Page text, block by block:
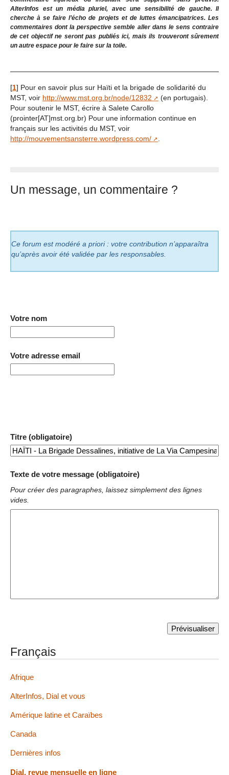
AlterInfos est un média pluriel, avec une sensibilité de gauche. Il
cherche à se faire l’écho de projets et de luttes émancipatrices. Les
commentaires dont la perspective semble aller dans le sens contraire
de cet objectif ne seront pas publiés ici, mais ils trouveront sûrement
un autre espace pour le faire sur la toile.
[1] Pour en savoir plus sur Haïti et la brigade de solidarité du
MST, voir http://www.mst.org.br/node/12832
(en portugais).
Pour soutenir le MST, écrire à Salete Carollo
(prointer[AT]mst.org.br) Pour une information continue en
français sur les activités du MST, voir
http://mouvementsansterre.wordpress.com/
Un message, un commentaire ?
Ce forum est modéré a priori : votre contribution n’apparaîtra
qu’après avoir été validée par les responsables.
Votre nom
Votre adresse email
Titre (obligatoire)
Texte de votre message (obligatoire)
Pour créer des paragraphes, laissez simplement des lignes
vides.
Français
Afrique
AlterInfos, Dial et vous
Amérique latine et Caraïbes
Canada
Dernières infos
Dial, revue mensuelle en ligne